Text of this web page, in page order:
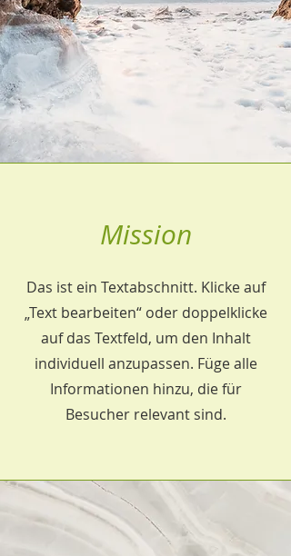
Mission
Das ist ein Textabschnitt. Klicke auf
„Text bearbeiten“ oder doppelklicke
auf das Textfeld, um den Inhalt
individuell anzupassen. Füge alle
Informationen hinzu, die für
Besucher relevant sind.